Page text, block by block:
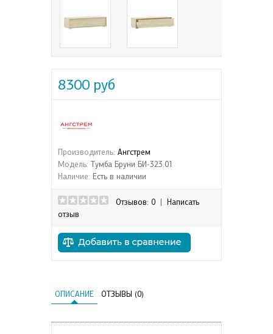
8300 руб
Производитель: Ангстрем
Модель: Тумба Бруни БИ-323.01
Наличие: Есть в наличии
Отзывов: 0
Написать
отзыв
ОПИСАНИЕ ОТЗЫВЫ (0)